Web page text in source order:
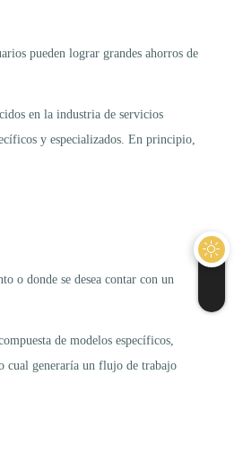
pueden lograr grandes ahorros de
en la industria de servicios
y especializados. En principio,
o donde se desea contar con un
de modelos específicos,
cual generaría un flujo de trabajo